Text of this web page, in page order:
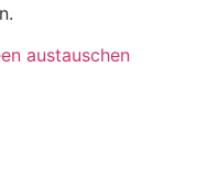
austauschen